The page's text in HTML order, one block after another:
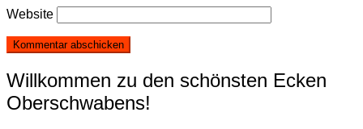
Website
Willkommen zu den schönsten Ecken
Oberschwabens!